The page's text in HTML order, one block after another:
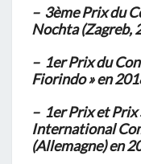
– 3ème Prix du
Nochta (Zagreb,
– 1er Prix du
Fiorindo » en
– 1er Prix et Prix
International
(Allemagne) en